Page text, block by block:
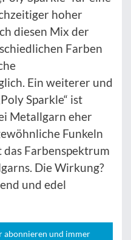
hoher
diesen Mix der
Farben
Ein weiterer und
Sparkle“ ist
Metallgarn eher
Funkeln
Farbenspektrum
Die Wirkung?
und edel
und immer